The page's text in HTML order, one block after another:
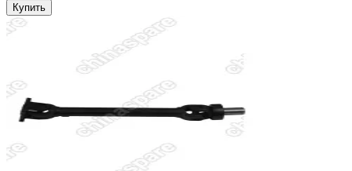
Купить